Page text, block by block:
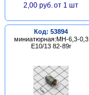
2,00 руб. от 1 шт
Код: 53894
миниатюрная:МН-6,3-0,3
Е10/13 82-89г